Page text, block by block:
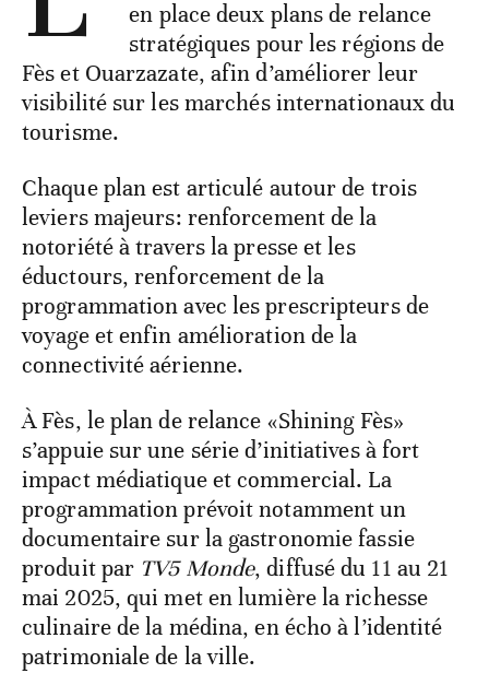
en place deux plans de relance
stratégiques pour les régions de
Fès et Ouarzazate, afin d’améliorer leur
visibilité sur les marchés internationaux du
tourisme.
Chaque plan est articulé autour de trois
leviers majeurs: renforcement de la
notoriété à travers la presse et les
éductours, renforcement de la
programmation avec les prescripteurs de
voyage et enfin amélioration de la
connectivité aérienne.
À Fès, le plan de relance «Shining Fès»
s’appuie sur une série d’initiatives à fort
impact médiatique et commercial. La
programmation prévoit notamment un
documentaire sur la gastronomie fassie
produit par TV5 Monde, diffusé du 11 au 21
mai 2025, qui met en lumière la richesse
culinaire de la médina, en écho à l’identité
patrimoniale de la ville.